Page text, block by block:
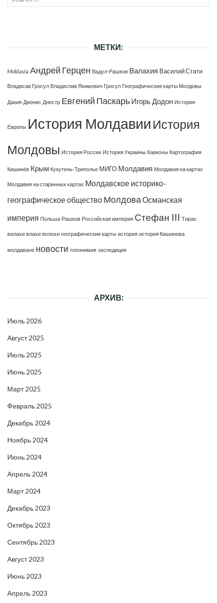
МЕТКИ:
Moldavia Андрей Герцен Вадул-Рашков Валахия Василий Стати
Владисав Гросул Владислав Якимович Гросул Географические карты Молдовы
Дакия Дионис Днестр Евгений Паскарь Игорь Додон История
Европы История Молдавии История
Молдовы История России История Украины Кавконы Картография
Кишинёв Крым Кукутень-Триполье МИГО Молдавия Молдавия на картах
Молдавия на старинных картах Молдавское историко-
географическое общество МолдоваОсманская
империя Польша Рашков Российская империя Стефан III Тирас
валахи влахи волохи географические карты история история Кишинева
молдаване новости топонимия экспедиция
АРХИВ:
Июль 2026
Август 2025
Июль 2025
Июнь 2025
Март 2025
Февраль 2025
Декабрь 2024
Ноябрь 2024
Июнь 2024
Апрель 2024
Март 2024
Декабрь 2023
Октябрь 2023
Сентябрь 2023
Август 2023
Июнь 2023
Апрель 2023